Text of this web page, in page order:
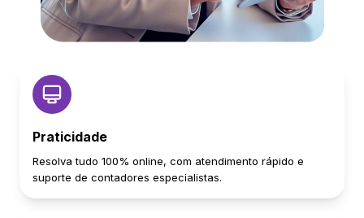
Praticidade
Resolva tudo 100% online, com atendimento rápido e
suporte de contadores especialistas.